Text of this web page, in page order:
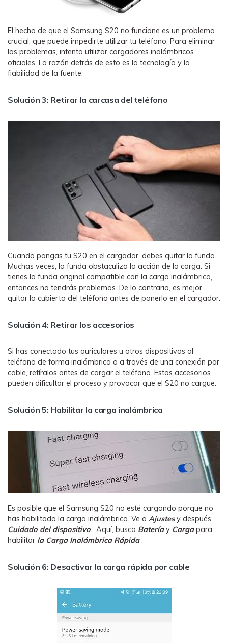
El hecho de que el Samsung S20 no funcione es un problema
crucial, que puede impedirte utilizar tu teléfono. Para eliminar
los problemas, intenta utilizar cargadores inalámbricos
oficiales. La razón detrás de esto es la tecnología y la
fiabilidad de la fuente.
Solución 3: Retirar la carcasa del teléfono
Cuando pongas tu S20 en el cargador, debes quitar la funda.
Muchas veces, la funda obstaculiza la acción de la carga. Si
tienes la funda original compatible con la carga inalámbrica,
entonces no tendrás problemas. De lo contrario, es mejor
quitar la cubierta del teléfono antes de ponerlo en el cargador.
Solución 4: Retirar los accesorios
Si has conectado tus auriculares u otros dispositivos al
teléfono de forma inalámbrica o a través de una conexión por
cable, retíralos antes de cargar el teléfono. Estos accesorios
pueden dificultar el proceso y provocar que el S20 no cargue.
Solución 5: Habilitar la carga inalámbrica
Es posible que el Samsung S20 no esté cargando porque no
has habilitado la carga inalámbrica. Ve a Ajustesy después
Cuidado del dispositivo . Aquí, busca Bateríay Cargapara
habilitar la Carga Inalámbrica Rápida
Solución 6: Desactivar la carga rápida por cable